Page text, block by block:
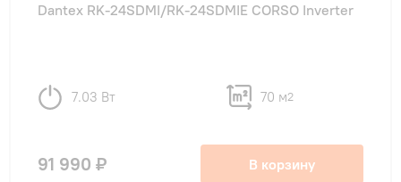
Dantex RK-24SDMI/RK-24SDMIE CORSO Inverter
7.03 Вт 70 м2
91 990 ₽ В корзину